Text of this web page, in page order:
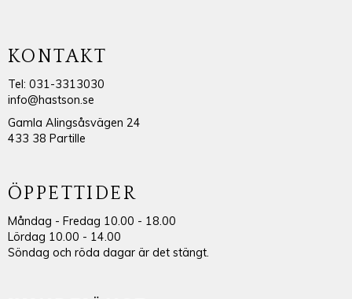
KONTAKT
Tel: 031-3313030
info@hastson.se
Gamla Alingsåsvägen 24
433 38 Partille
ÖPPETTIDER
Måndag - Fredag 10.00 - 18.00
Lördag 10.00 - 14.00
Söndag och röda dagar är det stängt.